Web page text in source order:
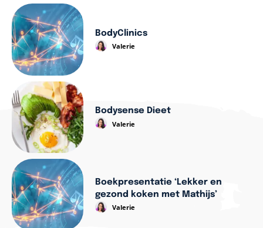
BodyClinics
Valerie
Bodysense Dieet
Valerie
Boekpresentatie ‘Lekker en
gezond koken met Mathijs’
Valerie